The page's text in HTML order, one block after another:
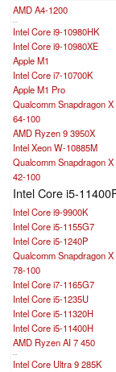
AMD A4-1200
...
Intel Core i9-10980HK
Intel Core i9-10980XE
Apple M1
Intel Core i7-10700K
Apple M1 Pro
Qualcomm Snapdragon
64-100
AMD Ryzen 9 3950X
Intel Xeon W-10885M
Qualcomm Snapdragon
42-100
Intel Core i5-
Intel Core i9-9900K
Intel Core i5-1155G7
Intel Core i5-1240P
Qualcomm Snapdragon X
78-100
Intel Core i7-1165G7
Intel Core i5-1235U
Intel Core i5-11320H
Intel Core i5-11400H
AMD Ryzen AI 7 450
...
Intel Core Ultra 9 285K